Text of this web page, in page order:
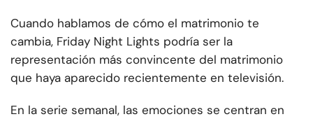
Cuando hablamos de cómo el matrimonio te
cambia, Friday Night Lights podría ser la
representación más convincente del matrimonio
que haya aparecido recientemente en televisión.
En la serie semanal, las emociones se centran en